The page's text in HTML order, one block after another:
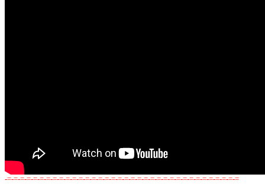
-=-=-=-=-=-=-=-=-=-=-=-=-=-=-=-=-=-=-=-=-=-=-=-=-=-=-=-=-=-=-=-=-=-=-=-=